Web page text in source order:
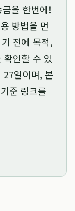
을 한번에!
방법을 먼
전에 목적,
인할 수 있
일이며, 본
준 링크를